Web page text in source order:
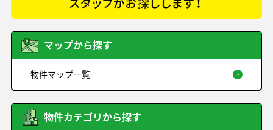
マップから探す
物件マップ一覧
物件カテゴリから探す